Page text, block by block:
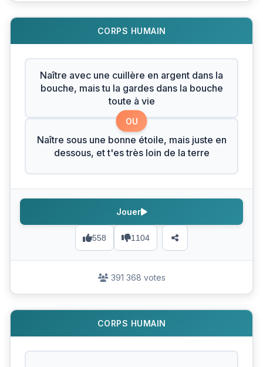
CORPS HUMAIN
Naître avec une cuillère en argent dans la
bouche, mais tu la gardes dans la bouche
toute à vie
OU
Naître sous une bonne étoile, mais juste en
dessous, et t'es très loin de la terre
558 1104
Jouer
391 368 votes
CORPS HUMAIN